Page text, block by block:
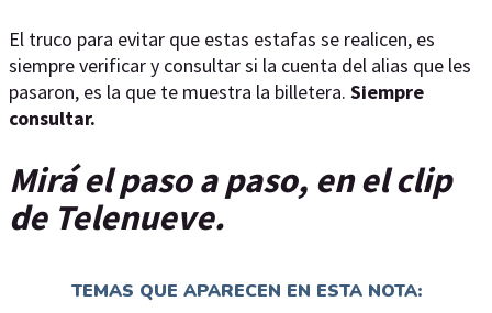
El truco para evitar que estas estafas se realicen, es
siempre verificar y consultar si la cuenta del alias que les
pasaron, es la que te muestra la billetera. Siempre
consultar.
Mirá el paso a paso, en el clip
de Telenueve.
TEMAS QUE APARECEN EN ESTA NOTA: